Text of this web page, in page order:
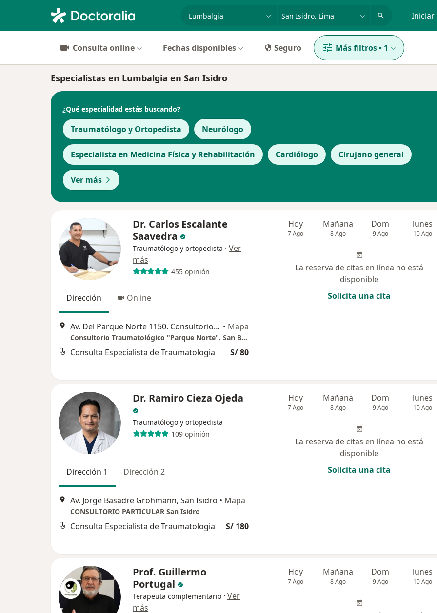
Iniciar
Consulta online Fechas disponibles Seguro Más filtros• 1
Especialistas en Lumbalgia en San Isidro
¿Qué especialidad estás buscando?
Traumatólogo y Ortopedista Neurólogo
Especialista en Medicina Física y Rehabilitación Cardiólogo Cirujano general
Ver más
Dr. Carlos Escalante
Saavedra
Traumatólogo y ortopedista · Ver
más
455 opinión
Dirección Online
Av. Del Parque Norte 1150. Consultorio 806, San Borja • Mapa
Consultorio Traumatológico "Parque Norte". San Borja
Consulta Especialista de Traumatologia S/ 80
Hoy
7 Ago
Mañana
8 Ago
Dom
9 Ago
lunes
10 Ago
La reserva de citas en línea no está
disponible
Solicita una cita
Dr. Ramiro Cieza Ojeda
Traumatólogo y ortopedista
109 opinión
Dirección 1 Dirección 2
Av. Jorge Basadre Grohmann, San Isidro • Mapa
CONSULTORIO PARTICULAR San Isidro
Consulta Especialista de Traumatologia S/ 180
Hoy
7 Ago
Mañana
8 Ago
Dom
9 Ago
lunes
10 Ago
La reserva de citas en línea no está
disponible
Solicita una cita
Prof. Guillermo
Portugal
Terapeuta complementario · Ver
más
Hoy
7 Ago
Mañana
8 Ago
Dom
9 Ago
lunes
10 Ago